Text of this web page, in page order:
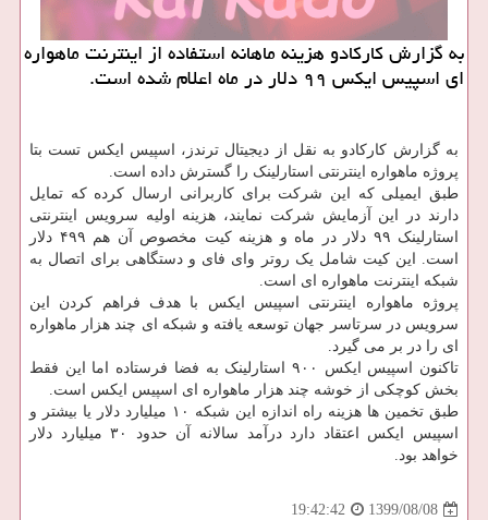
به گزارش كاركادو هزینه ماهانه استفاده از اینترنت ماهواره
ای اسپیس ایكس ۹۹ دلار در ماه اعلام شده است.
به گزارش کارکادو به نقل از دیجیتال ترندز، اسپیس ایکس تست بتا
پروژه ماهواره اینترنتی استارلینک را گسترش داده است.
طبق ایمیلی که این شرکت برای کاربرانی ارسال کرده که تمایل
دارند در این آزمایش شرکت نمایند، هزینه اولیه سرویس اینترنتی
استارلینک ۹۹ دلار در ماه و هزینه کیت مخصوص آن هم ۴۹۹ دلار
است. این کیت شامل یک روتر وای فای و دستگاهی برای اتصال به
شبکه اینترنت ماهواره ای است.
پروژه ماهواره اینترنتی اسپیس ایکس با هدف فراهم کردن این
سرویس در سرتاسر جهان توسعه یافته و شبکه ای چند هزار ماهواره
ای را در بر می گیرد.
تاکنون اسپیس ایکس ۹۰۰ استارلینک به فضا فرستاده اما این فقط
بخش کوچکی از خوشه چند هزار ماهواره ای اسپیس ایکس است.
طبق تخمین ها هزینه راه اندازه این شبکه ۱۰ میلیارد دلار یا بیشتر و
اسپیس ایکس اعتقاد دارد درآمد سالانه آن حدود ۳۰ میلیارد دلار
خواهد بود.
1399/08/08
19:42:42